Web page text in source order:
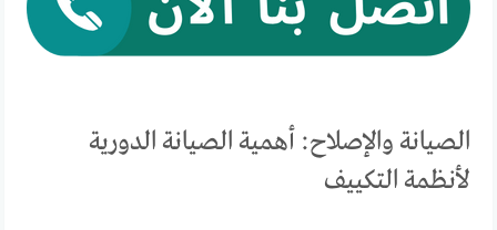
الصيانة والإصلاح: أهمية الصيانة الدورية
لأنظمة التكييف